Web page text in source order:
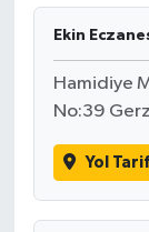
Ekin
Hamidiye
No:39
Yol